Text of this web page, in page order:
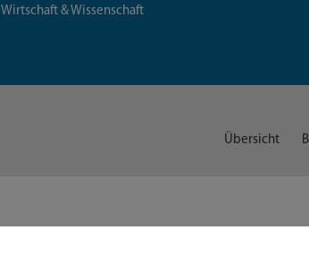
Wirtschaft & Wissenschaft
Übersicht